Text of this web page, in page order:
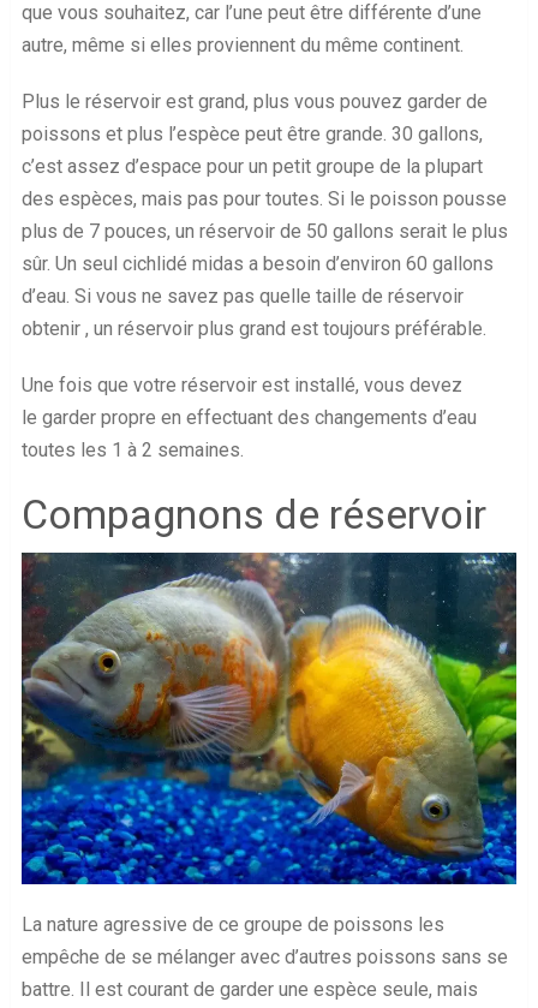
que vous souhaitez, car l’une peut être différente d’une
autre, même si elles proviennent du même continent.
Plus le réservoir est grand, plus vous pouvez garder de
poissons et plus l’espèce peut être grande. 30 gallons,
c’est assez d’espace pour un petit groupe de la plupart
des espèces, mais pas pour toutes. Si le poisson pousse
plus de 7 pouces, un réservoir de 50 gallons serait le plus
sûr. Un seul cichlidé midas a besoin d’environ 60 gallons
d’eau. Si vous ne savez pas quelle taille de réservoir
obtenir , un réservoir plus grand est toujours préférable.
Une fois que votre réservoir est installé, vous devez
le garder propre en effectuant des changements d’eau
toutes les 1 à 2 semaines.
Compagnons de réservoir
La nature agressive de ce groupe de poissons les
empêche de se mélanger avec d’autres poissons sans se
battre. Il est courant de garder une espèce seule, mais